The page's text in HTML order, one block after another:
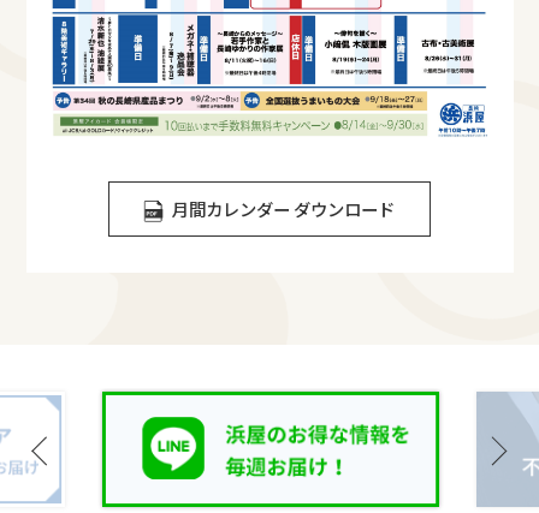
月間カレンダー ダウンロード